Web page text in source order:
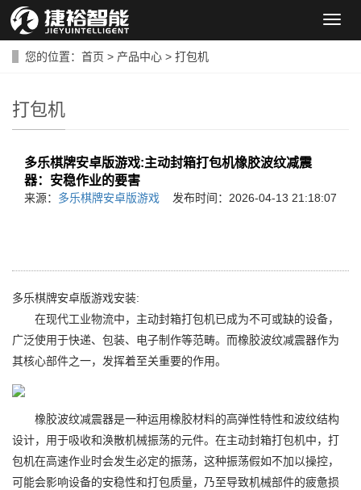
导
您的位置： 首页 > 产品中心 > 打包机
打包机
多乐棋牌安卓版游戏:主动封箱打包机橡胶波纹减震
器：安稳作业的要害
来源： 多乐棋牌安卓版游戏 发布时间：2026-04-13 21:18:07
多乐棋牌安卓版游戏安装:
在现代工业物流中，主动封箱打包机已成为不可或缺的设备，
广泛使用于快递、包装、电子制作等范畴。而橡胶波纹减震器作为
其核心部件之一，发挥着至关重要的作用。
橡胶波纹减震器是一种运用橡胶材料的高弹性特性和波纹结构
设计，用于吸收和涣散机械振荡的元件。在主动封箱打包机中，打
包机在高速作业时会发生必定的振荡，这种振荡假如不加以操控，
可能会影响设备的安稳性和打包质量，乃至导致机械部件的疲惫损